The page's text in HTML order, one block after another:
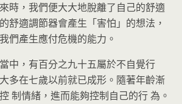
時，我們便大大地脫離了自己的舒適
舒適調節器會產生「害怕」的想法，
們產生應付危機的能力。
中，有百分之九十五屬於不自覺行
多在七歲以前就已成形。隨著年齡漸
制情緒，進而能夠控制自己的行 為。